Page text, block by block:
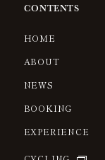
CONTENTS
HOME
ABOUT
NEWS
BOOKING
EXPERIENCE